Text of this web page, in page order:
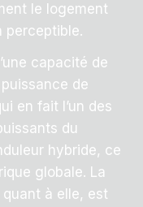
le logement
perceptible.
capacité de
de
en fait l’un des
du
hybride, ce
globale. La
quant à elle, est